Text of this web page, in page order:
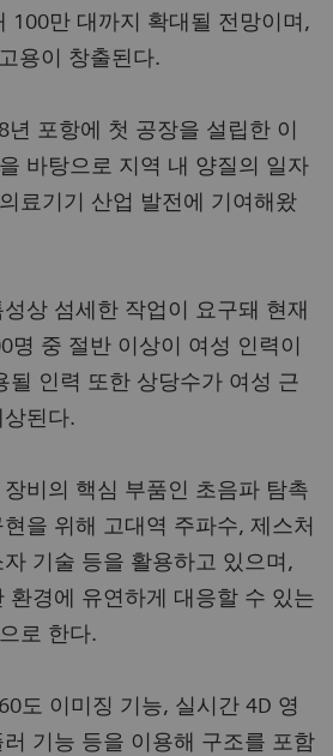
100만 대까지 확대될 전망이며,
용이 창출된다.
년 포항에 첫 공장을 설립한 이
바탕으로 지역 내 양질의 일자
료기기 산업 발전에 기여해왔
상 섬세한 작업이 요구돼 현재
명 중 절반 이상이 여성 인력이
될 인력 또한 상당수가 여성 근
된다.
비의 핵심 부품인 초음파 탐촉
을 위해 고대역 주파수, 제스처
기술 등을 활용하고 있으며,
환경에 유연하게 대응할 수 있는
로 한다.
도 이미징 기능, 실시간 4D 영
기능 등을 이용해 구조를 포함